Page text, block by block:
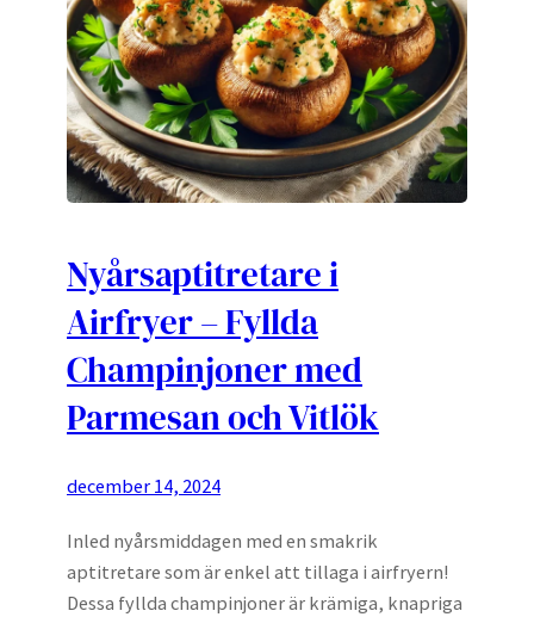
Nyårsaptitretare i
Airfryer – Fyllda
Champinjoner med
Parmesan och Vitlök
december 14, 2024
Inled nyårsmiddagen med en smakrik
aptitretare som är enkel att tillaga i airfryern!
Dessa fyllda champinjoner är krämiga, knapriga